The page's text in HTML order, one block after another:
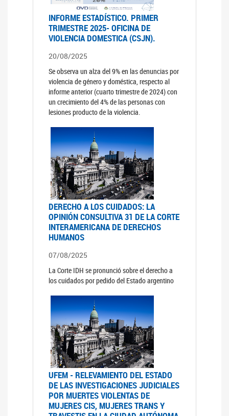
INFORME ESTADÍSTICO. PRIMER
TRIMESTRE 2025- OFICINA DE
VIOLENCIA DOMESTICA (CSJN).
20/08/2025
Se observa un alza del 9% en las denuncias por
violencia de género y doméstica, respecto al
informe anterior (cuarto trimestre de 2024) con
un crecimiento del 4% de las personas con
lesiones producto de la violencia.
DERECHO A LOS CUIDADOS: LA
OPINIÓN CONSULTIVA 31 DE LA CORTE
INTERAMERICANA DE DERECHOS
HUMANOS
07/08/2025
La Corte IDH se pronunció sobre el derecho a
los cuidados por pedido del Estado argentino
UFEM - RELEVAMIENTO DEL ESTADO
DE LAS INVESTIGACIONES JUDICIALES
POR MUERTES VIOLENTAS DE
MUJERES CIS, MUJERES TRANS Y